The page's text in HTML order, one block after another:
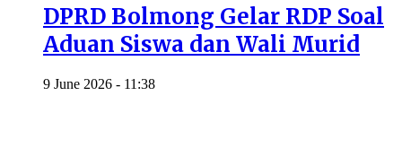
DPRD Bolmong Gelar RDP Soal
Aduan Siswa dan Wali Murid
9 June 2026 - 11:38